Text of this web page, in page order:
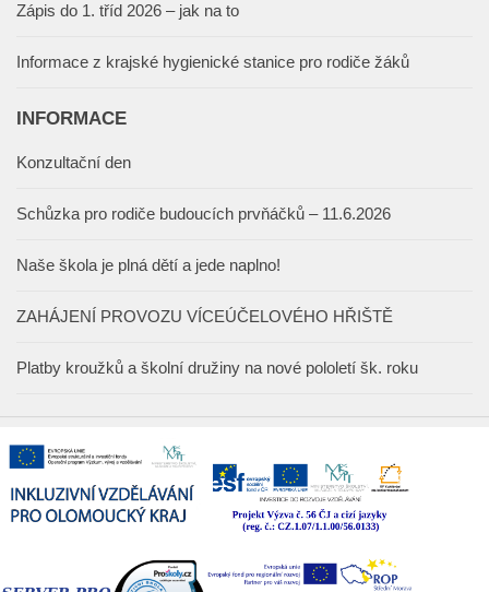
Zápis do 1. tříd 2026 – jak na to
Informace z krajské hygienické stanice pro rodiče žáků
INFORMACE
Konzultační den
Schůzka pro rodiče budoucích prvňáčků – 11.6.2026
Naše škola je plná dětí a jede naplno!
ZAHÁJENÍ PROVOZU VÍCEÚČELOVÉHO HŘIŠTĚ
Platby kroužků a školní družiny na nové pololetí šk. roku